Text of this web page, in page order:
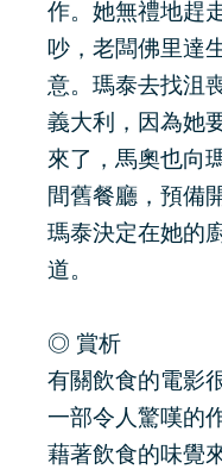
作。她無禮地趕
吵，老闆佛里達
意。瑪泰去找沮
義大利，因為她
來了，馬奧也向
間舊餐廳，預備
瑪泰決定在她的
道。
◎ 賞析
有關飲食的電影
一部令人驚嘆的
藉著飲食的味覺